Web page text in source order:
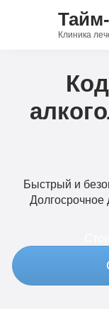
Клиника
Быстрый и
Долгосрочное